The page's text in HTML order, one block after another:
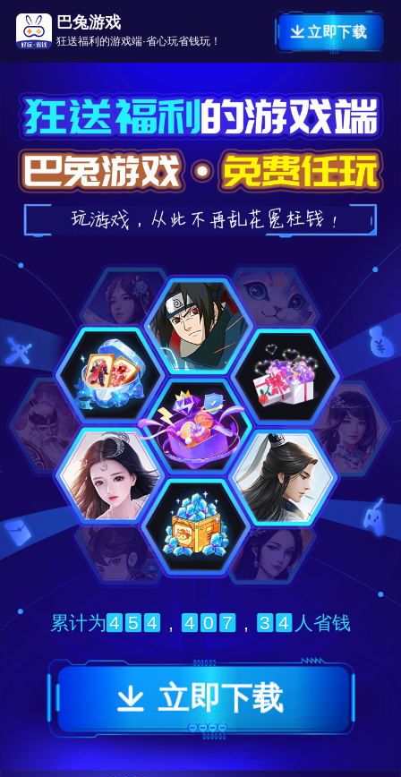
巴兔游戏
狂送福利的游戏端·省心玩省钱玩！
立即下载
累计为 4 5 4 , 4 0 7 , 3 4 人省钱
立即下载